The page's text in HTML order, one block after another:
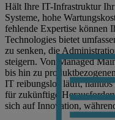
Hält Ihre IT-Infrastruktur
Systeme, hohe
fehlende Expertise können
Technologies bietet
zu senken, die
steigern. Von Managed
bis hin zu
IT reibungslos läuft,
für zukünftige
sich auf Innovation,